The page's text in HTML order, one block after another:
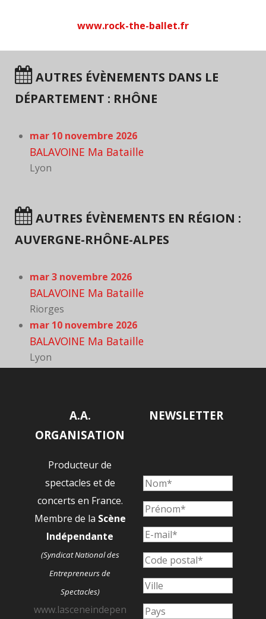
www.rock-the-ballet.fr
AUTRES ÉVÈNEMENTS DANS LE
DÉPARTEMENT : RHÔNE
mar 10 novembre 2026
BALAVOINE Ma Bataille
Lyon
AUTRES ÉVÈNEMENTS EN RÉGION :
AUVERGNE-RHÔNE-ALPES
mar 3 novembre 2026
BALAVOINE Ma Bataille
Riorges
mar 10 novembre 2026
BALAVOINE Ma Bataille
Lyon
A.A.
ORGANISATION
Producteur de
spectacles et de
concerts en France.
Membre de la Scène
Indépendante
(Syndicat National des
Entrepreneurs de
Spectacles)
www.lasceneindepen
NEWSLETTER